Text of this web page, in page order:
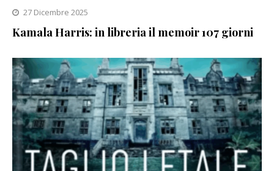
27 Dicembre 2025
Kamala Harris: in libreria il memoir 107 giorni